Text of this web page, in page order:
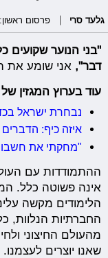
גלעד סרי פרסום ראשון: 10/07/2019, 13:00
"בני הנוער שקועים
דבר", אני שומע את
עוד בערוץ המגזין של
נבחרת ישראל
איזה כיף:
"מחקתי את
ההתמודדות עם
אינה פשוטה כלל.
הלימודים מקשה
החברתיות הנלוות,
מהעולם החיצוני
שאנו יוצרים לעצמנו.